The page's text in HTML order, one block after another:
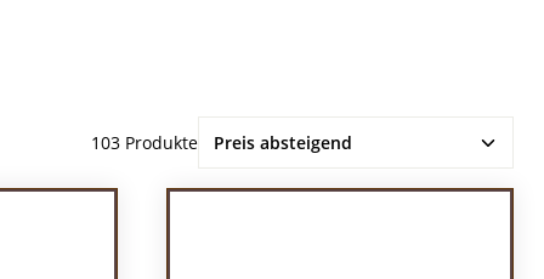
103 Produkte